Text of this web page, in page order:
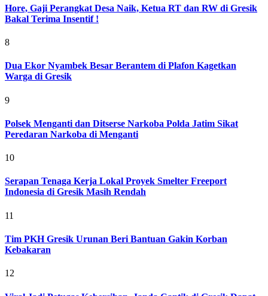
Hore, Gaji Perangkat Desa Naik, Ketua RT dan RW di Gresik
Bakal Terima Insentif !
8
Dua Ekor Nyambek Besar Berantem di Plafon Kagetkan
Warga di Gresik
9
Polsek Menganti dan Ditserse Narkoba Polda Jatim Sikat
Peredaran Narkoba di Menganti
10
Serapan Tenaga Kerja Lokal Proyek Smelter Freeport
Indonesia di Gresik Masih Rendah
11
Tim PKH Gresik Urunan Beri Bantuan Gakin Korban
Kebakaran
12